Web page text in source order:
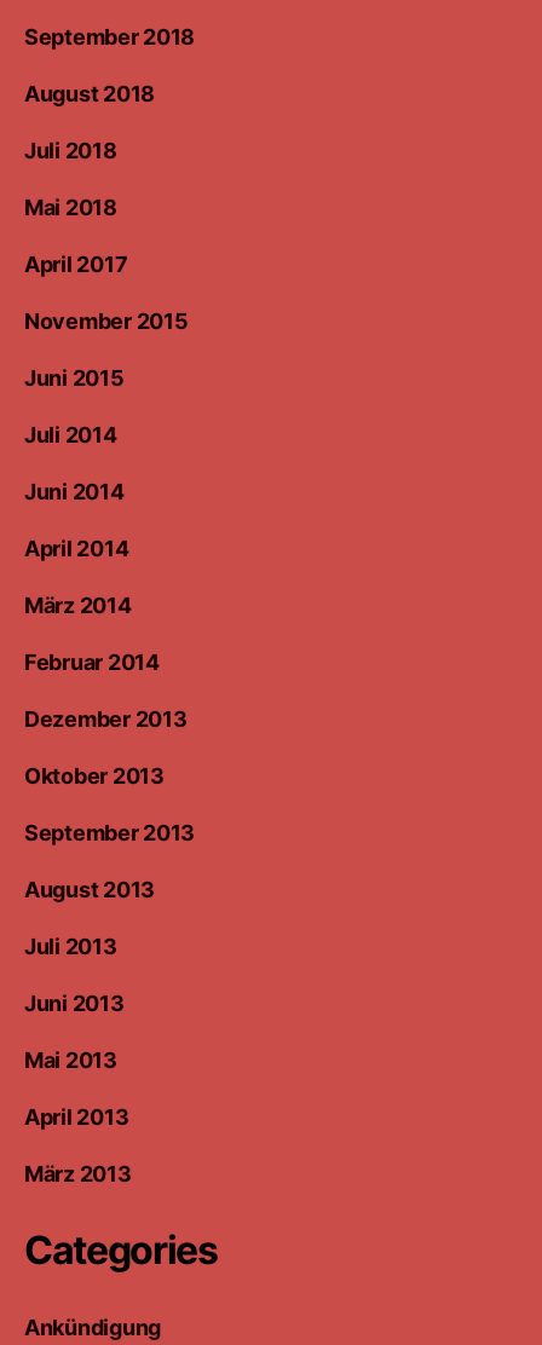
September 2018
August 2018
Juli 2018
Mai 2018
April 2017
November 2015
Juni 2015
Juli 2014
Juni 2014
April 2014
März 2014
Februar 2014
Dezember 2013
Oktober 2013
September 2013
August 2013
Juli 2013
Juni 2013
Mai 2013
April 2013
März 2013
Categories
Ankündigung